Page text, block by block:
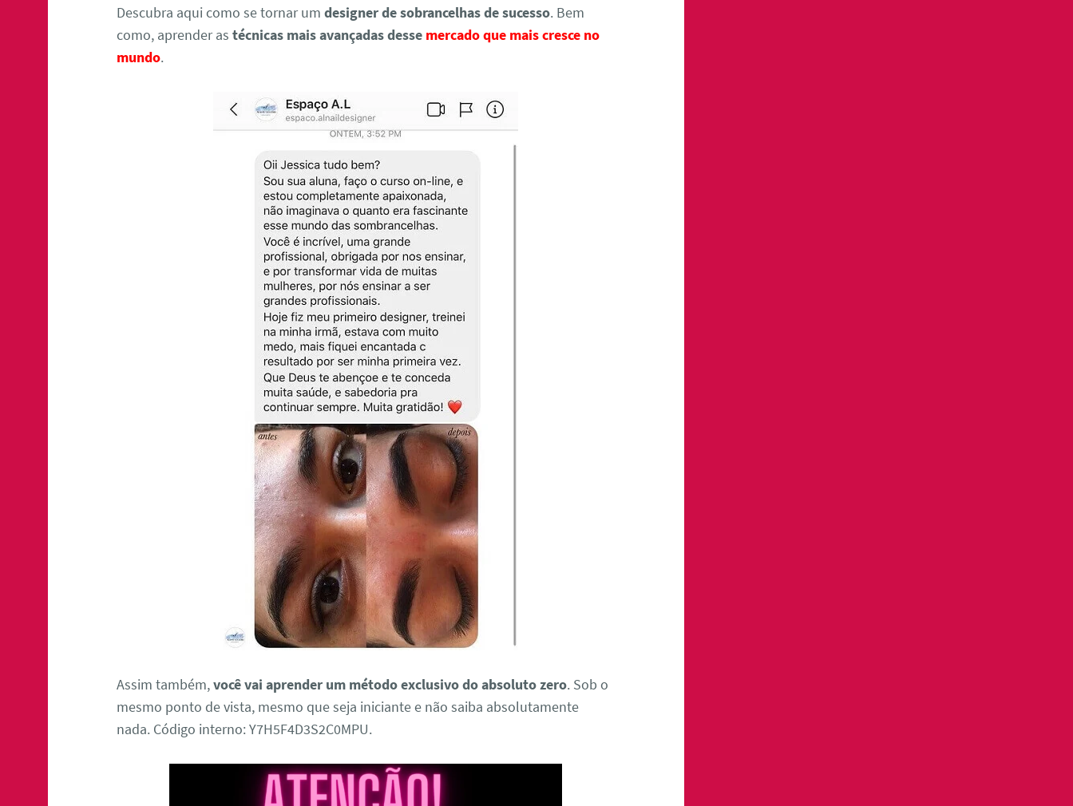
Descubra aqui como se tornar umdesigner de sobrancelhas de sucesso. Bem
como, aprender astécnicas mais avançadas desse mercado que mais cresce no
mundo.
Assim também,você vai aprender um método exclusivo do absoluto zero. Sob o
mesmo ponto de vista, mesmo que seja iniciante e não saiba absolutamente
nada. Código interno: Y7H5F4D3S2C0MPU.